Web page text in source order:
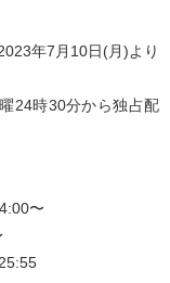
年7月10日(月)より
24時30分から独占配
〜